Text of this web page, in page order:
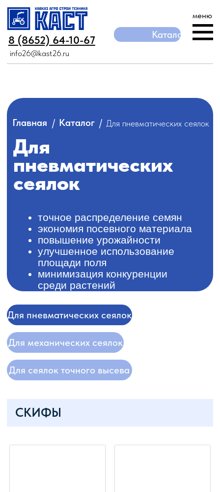
8 (8652) 64-10-67
info26@kast26.ru
8 (8652) 64-10-67
info26@kast26.ru
Для
пневматических
сеялок
точное распределение семян
экономия посевного материала
повышение урожайности
улучшенное использование
площади поля
Для механических сеялок
Для пневматических сеялок
Для сеялок точного высева
СКИФЫ